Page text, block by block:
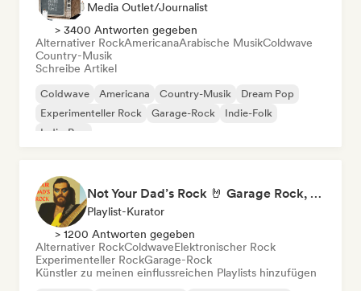
Media Outlet/Journalist
> 3400 Antworten gegeben
Alternativer RockAmericanaArabische MusikColdwave
Country-Musik
Schreibe Artikel
Coldwave Americana Country-Musik
Dream Pop
Experimenteller Rock
Garage-Rock
Indie-Folk
Indie-Pop
Not Your Dad’s Rock 🤘 Garage Rock, Alt-Rock & Indie Anthems
Playlist-Kurator
> 1200 Antworten gegeben
Alternativer RockColdwaveElektronischer Rock
Experimenteller RockGarage-Rock
Künstler zu meinen einflussreichen Playlists hinzufügen